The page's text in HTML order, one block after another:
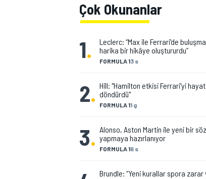
Çok Okunanlar
1. FORMULA 13 s
Leclerc: “Max ile Ferrari'de
harika bir hikâye oluştururdu”
2. FORMULA 11 g
Hill: "Hamilton etkisi Ferrari'yi
döndürdü"
3. FORMULA 16 s
Alonso, Aston Martin ile yeni bir
yapmaya hazırlanıyor
Brundle: “Yeni kurallar spora zarar